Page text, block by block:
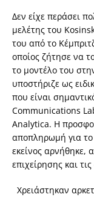
Δεν είχε περάσει
μελέτης του
του από το
οποίος ζήτησε να
το μοντέλο του
υποστήριζε ως
που είναι
Communications
Analytica. H
αποπληρωμή για
εκείνος αρνήθηκε,
επιχείρησης και
Χρειάστηκαν